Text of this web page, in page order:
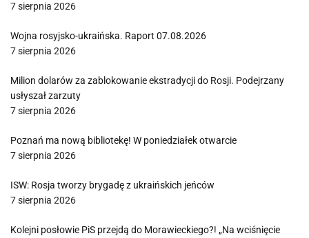
7 sierpnia 2026
Wojna rosyjsko-ukraińska. Raport 07.08.2026
7 sierpnia 2026
Milion dolarów za zablokowanie ekstradycji do Rosji. Podejrzany
usłyszał zarzuty
7 sierpnia 2026
Poznań ma nową bibliotekę! W poniedziałek otwarcie
7 sierpnia 2026
ISW: Rosja tworzy brygadę z ukraińskich jeńców
7 sierpnia 2026
Kolejni posłowie PiS przejdą do Morawieckiego?! „Na wciśnięcie